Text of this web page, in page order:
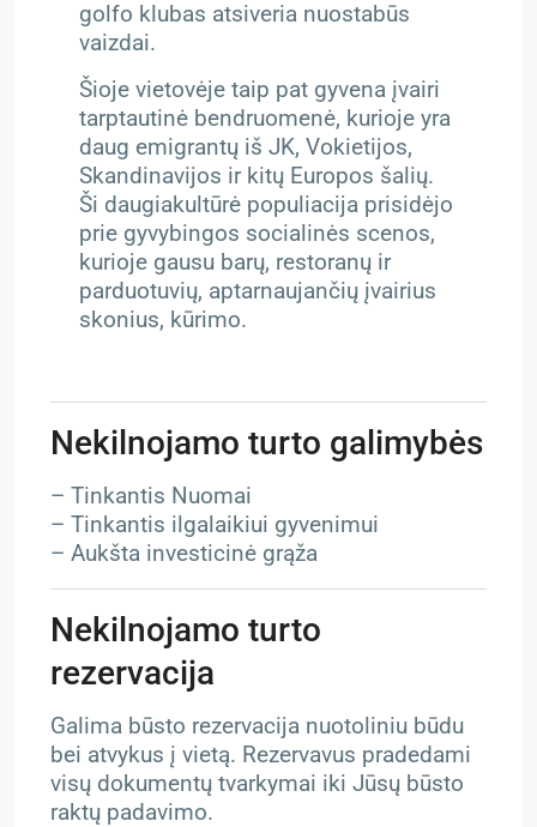
golfo klubas atsiveria nuostabūs
vaizdai.
Šioje vietovėje taip pat gyvena įvairi
tarptautinė bendruomenė, kurioje yra
daug emigrantų iš JK, Vokietijos,
Skandinavijos ir kitų Europos šalių.
Ši daugiakultūrė populiacija prisidėjo
prie gyvybingos socialinės scenos,
kurioje gausu barų, restoranų ir
parduotuvių, aptarnaujančių įvairius
skonius, kūrimo.
Nekilnojamo turto galimybės
– Tinkantis Nuomai
– Tinkantis ilgalaikiui gyvenimui
– Aukšta investicinė grąža
Nekilnojamo turto
rezervacija
Galima būsto rezervacija nuotoliniu būdu
bei atvykus į vietą. Rezervavus pradedami
visų dokumentų tvarkymai iki Jūsų būsto
raktų padavimo.